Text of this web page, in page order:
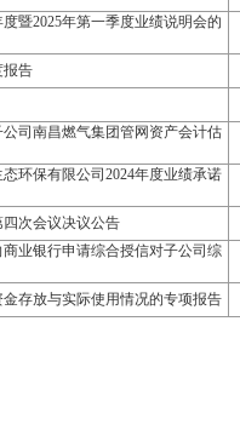
暨2025年第一季度业绩说明会的
报告
司南昌燃气集团管网资产会计估
环保有限公司2024年度业绩承诺
次会议决议公告
业银行申请综合授信对子公司综
存放与实际使用情况的专项报告